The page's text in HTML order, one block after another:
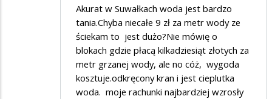
Akurat w Suwałkach woda jest bardzo
tania.Chyba niecałe 9 zł za metr wody ze
ściekam to jest dużo?Nie mówię o
blokach gdzie płacą kilkadziesiąt złotych za
metr grzanej wody, ale no cóż, wygoda
kosztuje.odkręcony kran i jest cieplutka
woda. moje rachunki najbardziej wzrosły